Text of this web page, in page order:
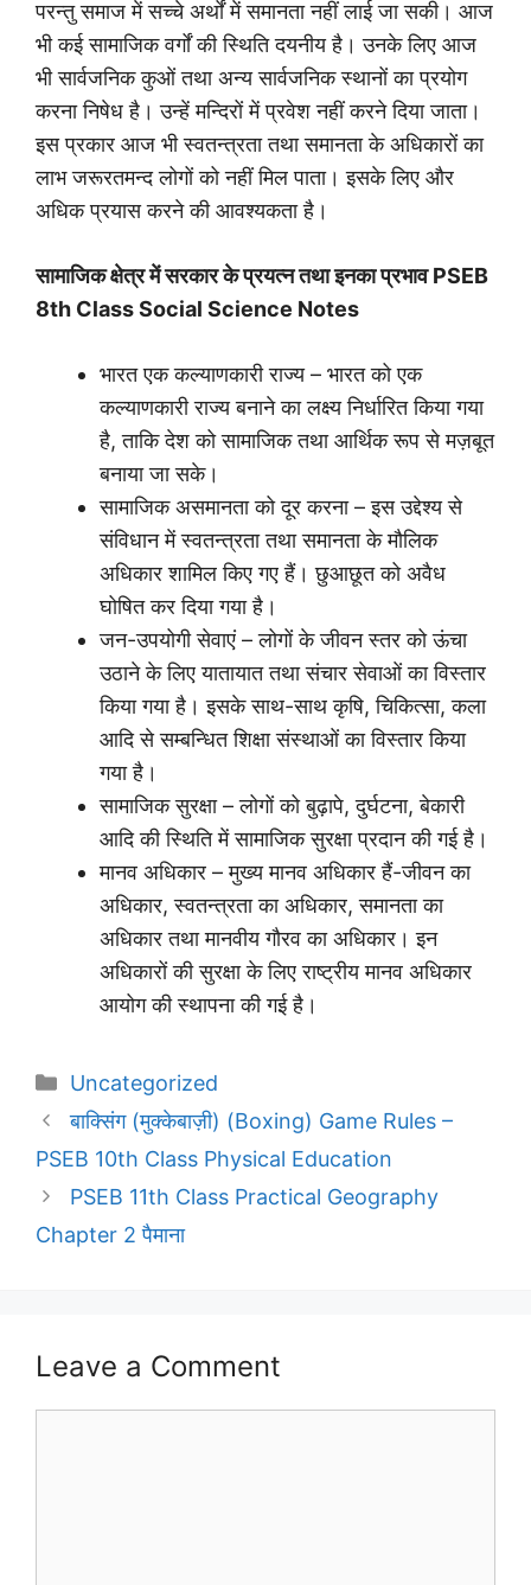
परन्तु समाज में सच्चे अर्थों में समानता नहीं लाई जा सकी। आज
भी कई सामाजिक वर्गों की स्थिति दयनीय है। उनके लिए आज
भी सार्वजनिक कुओं तथा अन्य सार्वजनिक स्थानों का प्रयोग
करना निषेध है। उन्हें मन्दिरों में प्रवेश नहीं करने दिया जाता।
इस प्रकार आज भी स्वतन्त्रता तथा समानता के अधिकारों का
लाभ जरूरतमन्द लोगों को नहीं मिल पाता। इसके लिए और
अधिक प्रयास करने की आवश्यकता है।
सामाजिक क्षेत्र में सरकार के प्रयत्न तथा इनका प्रभाव PSEB
8th Class Social Science Notes
भारत एक कल्याणकारी राज्य – भारत को एक
कल्याणकारी राज्य बनाने का लक्ष्य निर्धारित किया गया
है, ताकि देश को सामाजिक तथा आर्थिक रूप से मज़बूत
बनाया जा सके।
सामाजिक असमानता को दूर करना – इस उद्देश्य से
संविधान में स्वतन्त्रता तथा समानता के मौलिक
अधिकार शामिल किए गए हैं। छुआछूत को अवैध
घोषित कर दिया गया है।
जन-उपयोगी सेवाएं – लोगों के जीवन स्तर को ऊंचा
उठाने के लिए यातायात तथा संचार सेवाओं का विस्तार
किया गया है। इसके साथ-साथ कृषि, चिकित्सा, कला
आदि से सम्बन्धित शिक्षा संस्थाओं का विस्तार किया
गया है।
सामाजिक सुरक्षा – लोगों को बुढ़ापे, दुर्घटना, बेकारी
आदि की स्थिति में सामाजिक सुरक्षा प्रदान की गई है।
मानव अधिकार – मुख्य मानव अधिकार हैं-जीवन का
अधिकार, स्वतन्त्रता का अधिकार, समानता का
अधिकार तथा मानवीय गौरव का अधिकार। इन
अधिकारों की सुरक्षा के लिए राष्ट्रीय मानव अधिकार
आयोग की स्थापना की गई है।
Categories
Uncategorized
बाक्सिंग (मुक्केबाज़ी) (Boxing) Game Rules –
PSEB 10th Class Physical Education
PSEB 11th Class Practical Geography
Chapter 2 पैमाना
Leave a Comment